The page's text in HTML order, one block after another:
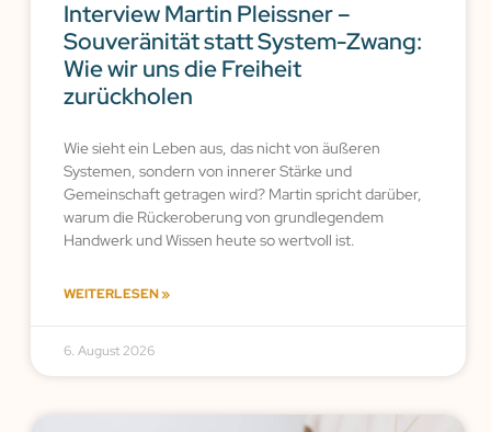
Interview Martin Pleissner –
Souveränität statt System-Zwang:
Wie wir uns die Freiheit
zurückholen
Wie sieht ein Leben aus, das nicht von äußeren
Systemen, sondern von innerer Stärke und
Gemeinschaft getragen wird? Martin spricht darüber,
warum die Rückeroberung von grundlegendem
Handwerk und Wissen heute so wertvoll ist.
WEITERLESEN »
6. August 2026